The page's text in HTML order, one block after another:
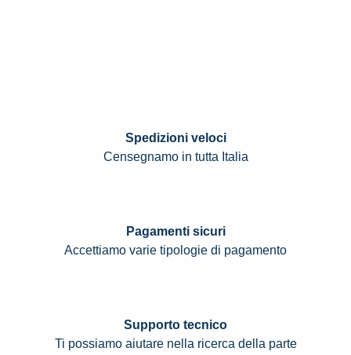
Spedizioni veloci
Censegnamo in tutta Italia
Pagamenti sicuri
Accettiamo varie tipologie di pagamento
Supporto tecnico
Ti possiamo aiutare nella ricerca della parte